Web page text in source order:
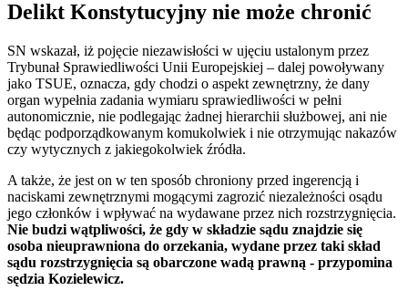
Delikt Konstytucyjny nie może chronić
SN wskazał, iż pojęcie niezawisłości w ujęciu ustalonym przez
Trybunał Sprawiedliwości Unii Europejskiej – dalej powoływany
jako TSUE, oznacza, gdy chodzi o aspekt zewnętrzny, że dany
organ wypełnia zadania wymiaru sprawiedliwości w pełni
autonomicznie, nie podlegając żadnej hierarchii służbowej, ani nie
będąc podporządkowanym komukolwiek i nie otrzymując nakazów
czy wytycznych z jakiegokolwiek źródła.
A także, że jest on w ten sposób chroniony przed ingerencją i
naciskami zewnętrznymi mogącymi zagrozić niezależności osądu
jego członków i wpływać na wydawane przez nich rozstrzygnięcia.
Nie budzi wątpliwości, że gdy w składzie sądu znajdzie się
osoba nieuprawniona do orzekania, wydane przez taki skład
sądu rozstrzygnięcia są obarczone wadą prawną - przypomina
sędzia Kozielewicz.